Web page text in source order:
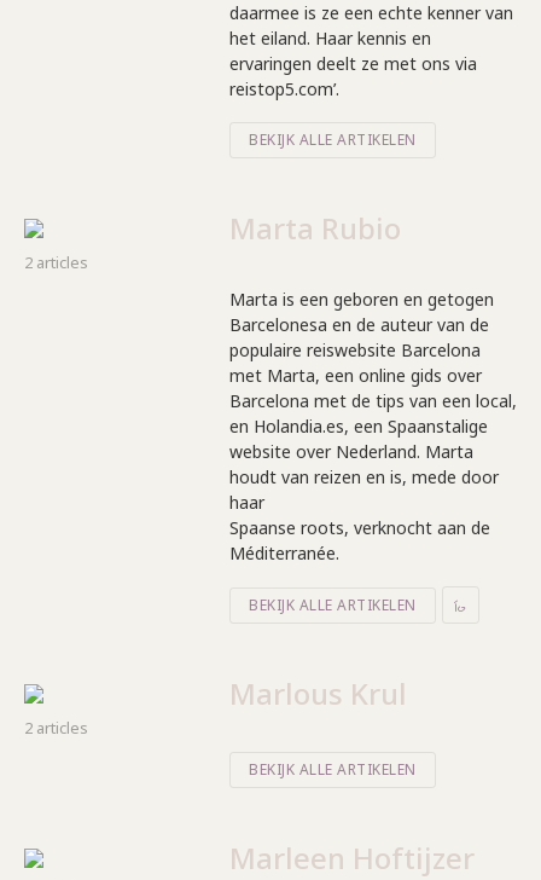
daarmee is ze een echte kenner van
het eiland. Haar kennis en
ervaringen deelt ze met ons via
reistop5.com’.
BEKIJK ALLE ARTIKELEN
Marta Rubio
2 articles
Marta is een geboren en getogen
Barcelonesa en de auteur van de
populaire reiswebsite Barcelona
met Marta, een online gids over
Barcelona met de tips van een local,
en Holandia.es, een Spaanstalige
website over Nederland. Marta
houdt van reizen en is, mede door
haar
Spaanse roots, verknocht aan de
Méditerranée.
BEKIJK ALLE ARTIKELEN
Marlous Krul
2 articles
BEKIJK ALLE ARTIKELEN
Marleen Hoftijzer